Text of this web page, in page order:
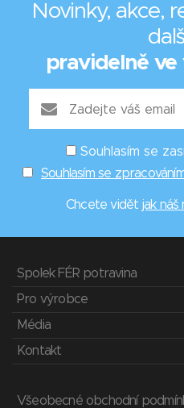
Novinky, akce,
pravidelně ve
Souhlasím se
Souhlasím se
Chcete vidět jak
Spolek FÉR potravina
Pro výrobce
Média
Kontakt
Všeobecné obchodní